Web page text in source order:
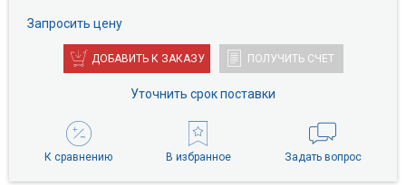
Запросить цену
ДОБАВИТЬ К ЗАКАЗУ ПОЛУЧИТЬ СЧЕТ
Уточнить срок поставки
К сравнению В избранное Задать вопрос